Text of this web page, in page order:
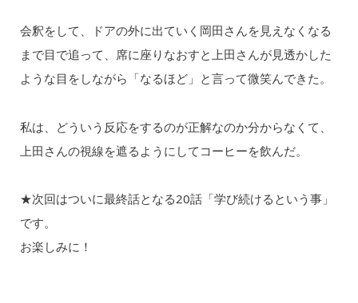
会釈をして、ドアの外に出ていく岡田さんを見えなくなる
まで目で追って、席に座りなおすと上田さんが見透かした
ような目をしながら「なるほど」と言って微笑んできた。
私は、どういう反応をするのが正解なのか分からなくて、
上田さんの視線を遮るようにしてコーヒーを飲んだ。
★次回はついに最終話となる20話「学び続けるという事」
です。
お楽しみに！